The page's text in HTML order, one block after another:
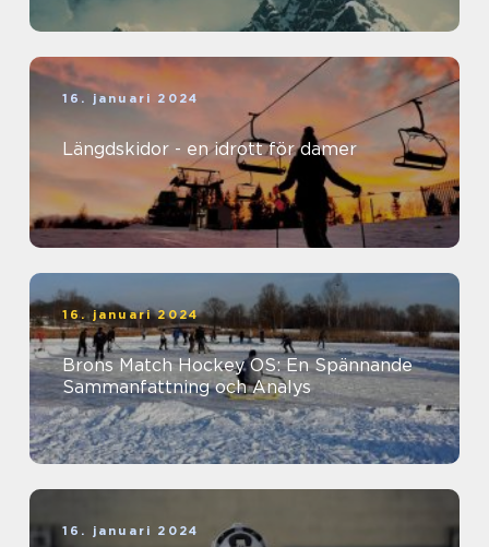
16. januari 2024
Längdskidor - en idrott för damer
16. januari 2024
Brons Match Hockey OS: En Spännande
Sammanfattning och Analys
16. januari 2024